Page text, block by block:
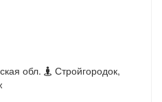
обл.
Стройгородок,